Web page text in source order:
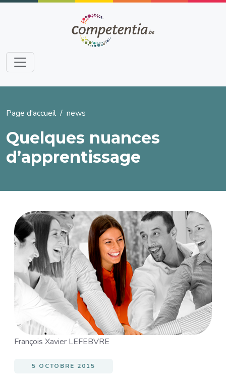
Aller au contenu principal
Fil d'Ariane
Page d'accueil news
Quelques nuances
d’apprentissage
Image
François Xavier LEFEBVRE
5 OCTOBRE 2015